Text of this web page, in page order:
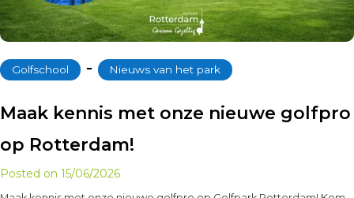
Golfschool ‐ Nieuws van het park
Maak kennis met onze nieuwe golfpro
op Rotterdam!
Posted on 15/06/2026